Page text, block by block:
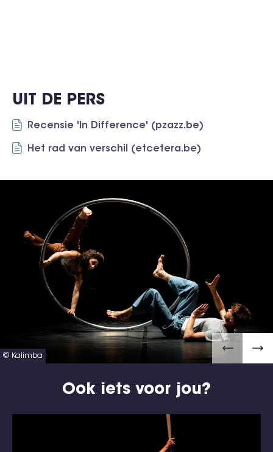
UIT DE PERS
Recensie 'In Difference' (pzazz.be)
Het rad van verschil (etcetera.be)
© Kalimba
Ook iets voor jou?